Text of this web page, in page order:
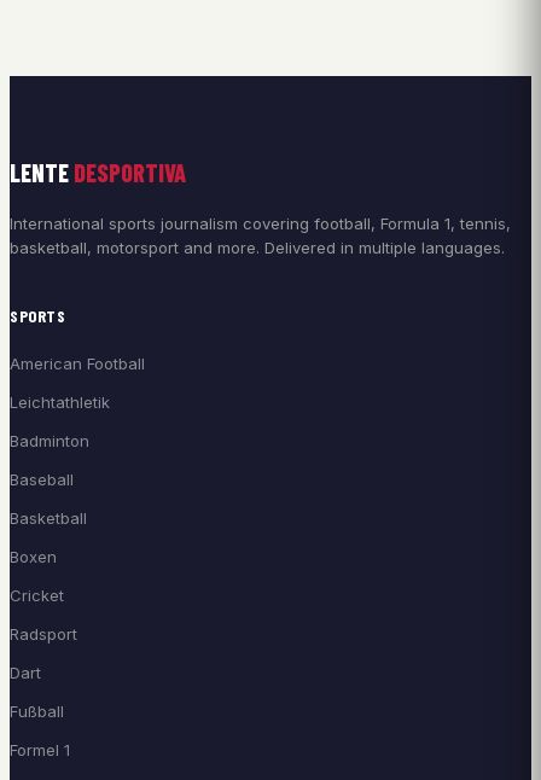
LENTE DESPORTIVA
International sports journalism covering football, Formula 1, tennis,
basketball, motorsport and more. Delivered in multiple languages.
SPORTS
American Football
Leichtathletik
Badminton
Baseball
Basketball
Boxen
Cricket
Radsport
Dart
Fußball
Formel 1